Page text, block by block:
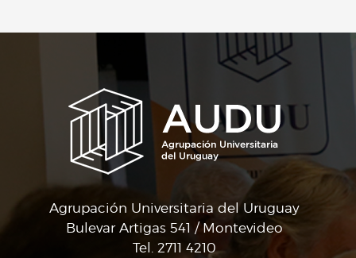
Agrupación Universitaria del Uruguay
Bulevar Artigas 541 / Montevideo
Tel. 2711 4210